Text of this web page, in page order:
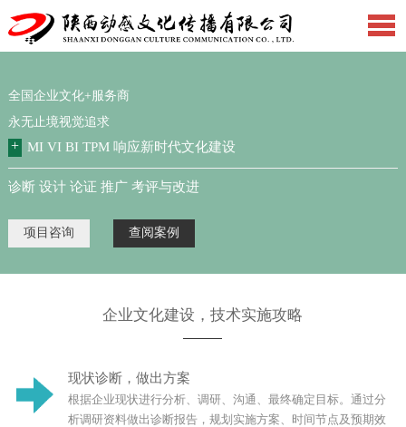
全国企业文化+服务商
永无止境视觉追求
+ MI VI BI TPM 响应新时代文化建设
诊断 设计 论证 推广 考评与改进
项目咨询 查阅案例
企业文化建设，技术实施攻略
现状诊断，做出方案
根据企业现状进行分析、调研、沟通、最终确定目标。通过分
析调研资料做出诊断报告，规划实施方案、时间节点及预期效